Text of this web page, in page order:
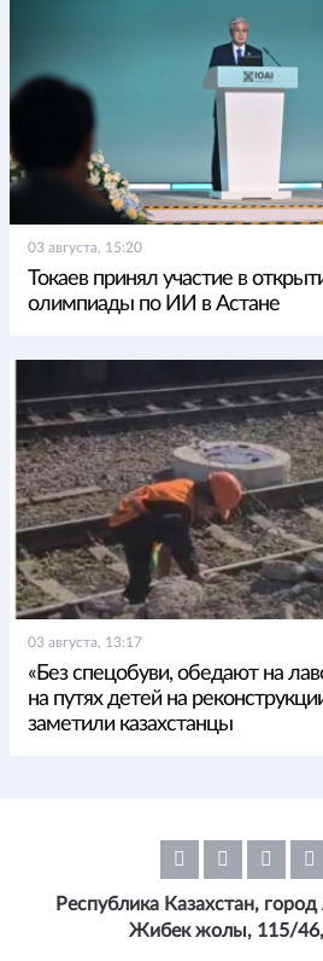
03 августа, 15:20
Токаев принял участие в
олимпиады по ИИ в Астане
03 августа, 13:17
«Без спецобуви, обедают на
на путях детей на
заметили казахстанцы
Республика Казахстан,
Жибек жолы, 115/